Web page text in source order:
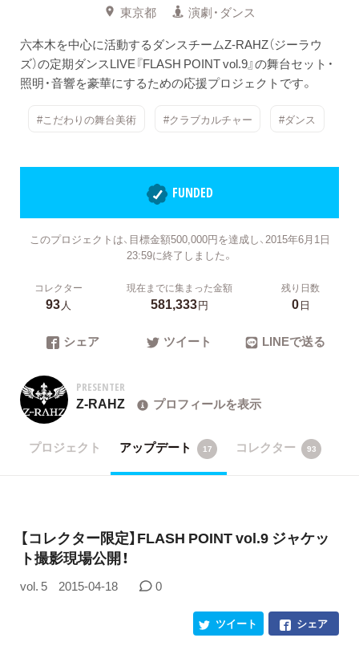
東京都
演劇・ダンス
六本木を中心に活動するダンスチームZ-RAHZ（ジーラウ
ズ）の定期ダンスLIVE『FLASH POINT vol.9』の舞台セット・
照明・音響を豪華にするための応援プロジェクトです。
#こだわりの舞台美術 #クラブカルチャー #ダンス
FUNDED
このプロジェクトは、目標金額500,000円を達成し、2015年6月1日
23:59に終了しました。
コレクター
93人
現在までに集まった金額
581,333円
残り日数
0日
シェア ツイート LINEで送る
PRESENTER
Z-RAHZ プロフィールを表示
プロジェクト アップデート 17 コレクター 93
【コレクター限定】FLASH POINT vol.9 ジャケッ
ト撮影現場公開！
vol. 5 2015-04-18 0
シェア
ツイート